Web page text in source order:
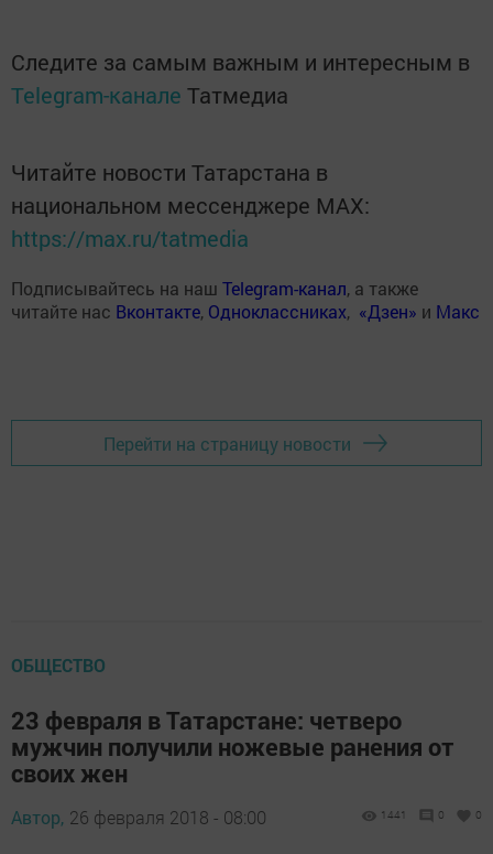
Следите за самым важным и интересным в
Telegram-канале Татмедиа
Читайте новости Татарстана в
национальном мессенджере MАХ:
https://max.ru/tatmedia
Подписывайтесь на наш Telegram-канал, а также
читайте нас Вконтакте, Одноклассниках, «Дзен» и Макс
Перейти на страницу новости
ОБЩЕСТВО
23 февраля в Татарстане: четверо
мужчин получили ножевые ранения от
своих жен
Автор, 26 февраля 2018 - 08:00 1441 0 0